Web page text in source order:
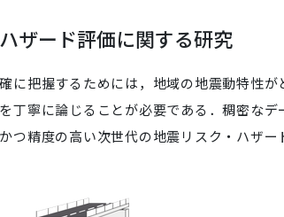
ザード評価に関する研究
に把握するためには，地域の地震動特性が
丁寧に論じることが必要である．稠密な
つ精度の高い次世代の地震リスク・ハザ